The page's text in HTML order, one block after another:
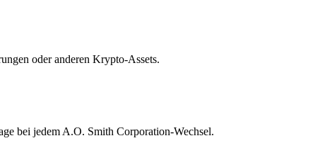
oder anderen Krypto-Assets.
bei jedem A.O. Smith Corporation-Wechsel.